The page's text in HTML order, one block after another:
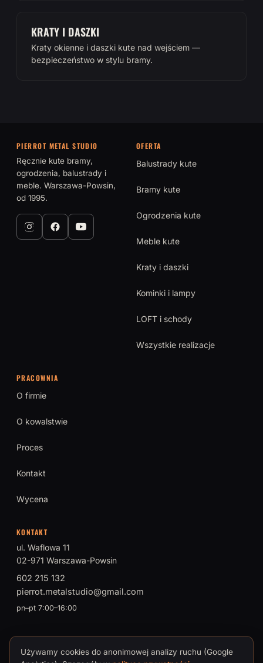
KRATY I DASZKI
Kraty okienne i daszki kute nad wejściem —
bezpieczeństwo w stylu bramy.
PIERROT METAL STUDIO
Ręcznie kute bramy,
ogrodzenia, balustrady i
meble. Warszawa-Powsin,
od 1995.
OFERTA
Balustrady kute
Bramy kute
Ogrodzenia kute
Meble kute
Kraty i daszki
Kominki i lampy
LOFT i schody
Wszystkie realizacje
PRACOWNIA
O firmie
O kowalstwie
Proces
Kontakt
Wycena
KONTAKT
ul. Waflowa 11
02-971 Warszawa-Powsin
602 215 132
pierrot.metalstudio@gmail.com
pn–pt 7:00–16:00
© 2026 PIERROT Metal Studio · Tomasz Brokman, Mistrz Sztuki
Używamy cookies do anonimowej analizy ruchu (Google